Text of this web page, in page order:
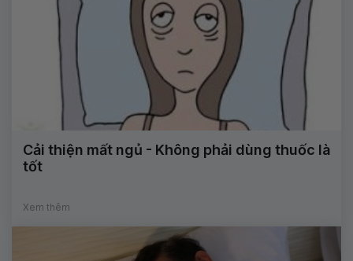
Cải thiện mất ngủ - Không phải dùng thuốc là
tốt
Xem thêm